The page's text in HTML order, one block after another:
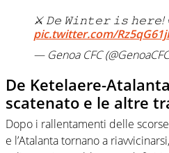
⚔️ 𝙳𝚎 𝚆𝚒𝚗𝚝𝚎𝚛 𝚒𝚜 𝚑𝚎𝚛𝚎!
pic.twitter.com/
— Genoa CFC
De Ketelaere-
scatenato e le altre
Dopo i rallentamenti delle
e l’Atalanta tornano a